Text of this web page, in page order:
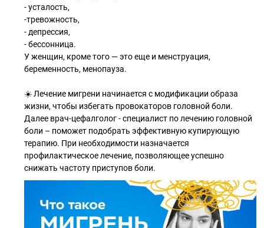
- усталость,
-тревожность,
- депрессия,
- бессонница.
У женщин, кроме того — это еще и менструация,
беременность, менопауза.
☀️ Лечение мигрени начинается с модификации образа
жизни, чтобы избегать провокаторов головной боли.
Далее врач-цефалголог - специалист по лечению головной
боли – поможет подобрать эффективную купирующую
терапию. При необходимости назначается
профилактическое лечение, позволяющее успешно
снижать частоту приступов боли.